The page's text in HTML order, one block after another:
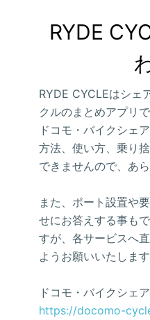
RYDE
RYDE CYCLEはシェ
クルのまとめアプリで
ドコモ・バイクシェ
方法、使い方、乗り
できませんので、あ
また、ポート設置や
せにお答えする事も
すが、各サービスへ
ようお願いいたします
ドコモ・バイクシェア
https://docomo-